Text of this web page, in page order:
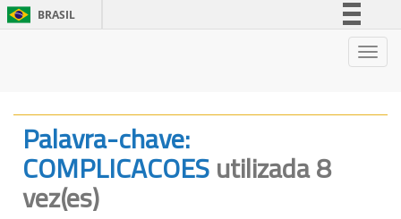
BRASIL
Canais
Palavra-chave:
COMPLICACOESutilizada 8
vez(es)